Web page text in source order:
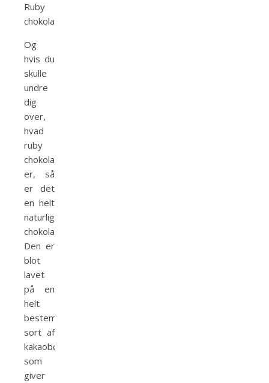
Ruby
chokolade
Og
hvis du
skulle
undre
dig
over,
hvad
ruby
chokolade
er, så
er det
en helt
naturlig
chokolade.
Den er
blot
lavet
på en
helt
bestemt
sort af
kakaobønnen,
som
giver